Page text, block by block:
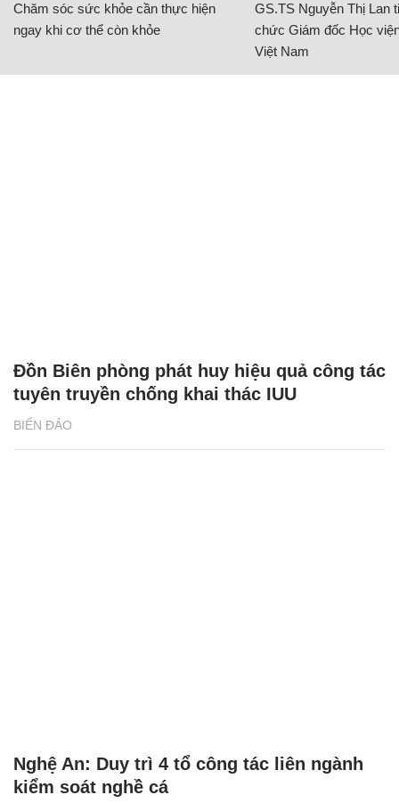
Chăm sóc sức khỏe cần thực hiện
ngay khi cơ thể còn khỏe
GS.TS Nguyễn Thị Lan
chức Giám đốc Học
Việt Nam
BIỂN ĐẢO
Đồn Biên phòng phát huy hiệu quả công tác
tuyên truyền chống khai thác IUU
Nghệ An: Duy trì 4 tổ công tác liên ngành
kiểm soát nghề cá